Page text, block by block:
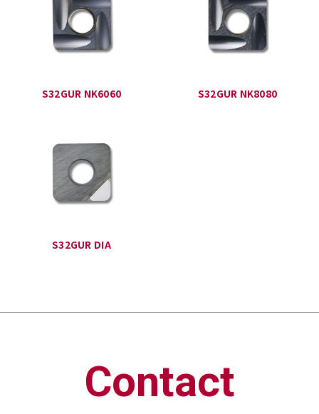
S32GUR NK6060 S32GUR NK8080
S32GUR DIA
Contact